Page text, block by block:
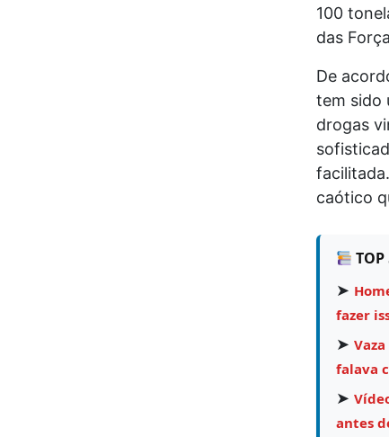
100
das
De
tem sido
drogas
caótico
TOP
➤
fazer
➤
falava
➤
antes